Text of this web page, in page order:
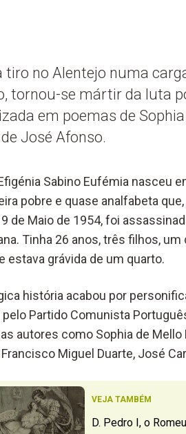
tiro no Alentejo numa
tornou-se mártir da luta
em poemas de
José Afonso.
Sabino Eufémia nasceu
pobre e quase analfabeta
de Maio de 1954, foi
Tinha 26 anos, três filhos,
estava grávida de um quarto.
história acabou por
pelo Partido Comunista
autores como Sophia de
Miguel Duarte, José
VEJA TAMBÉM
D. Pedro I, o